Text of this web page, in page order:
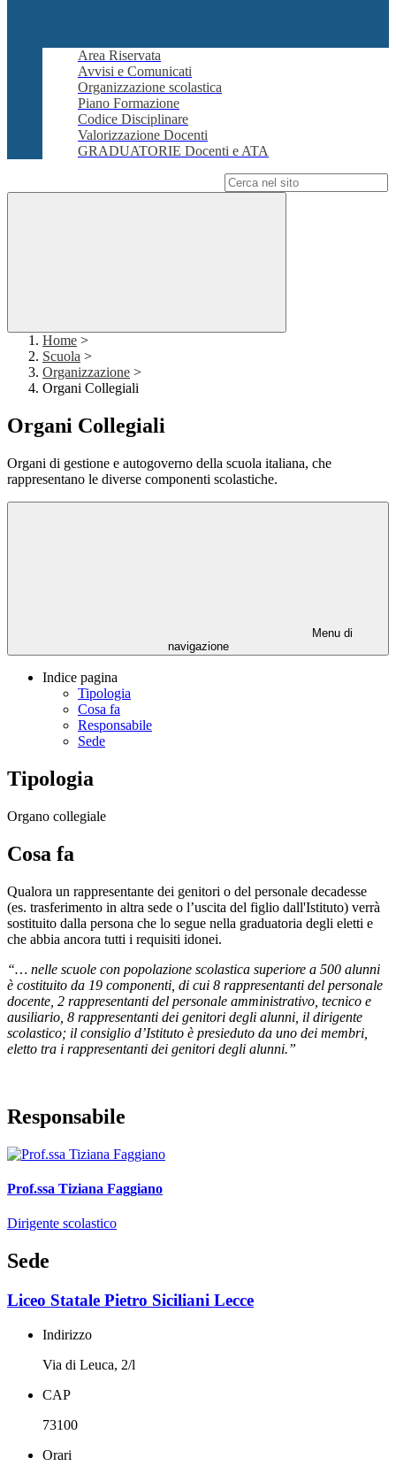
Area Riservata
Avvisi e Comunicati
Organizzazione scolastica
Piano Formazione
Codice Disciplinare
Valorizzazione Docenti
GRADUATORIE Docenti e ATA
Home >
Scuola >
Organizzazione >
Organi Collegiali
Organi Collegiali
Organi di gestione e autogoverno della scuola italiana, che
rappresentano le diverse componenti scolastiche.
Menu di
navigazione
Indice pagina
Tipologia
Cosa fa
Responsabile
Sede
Tipologia
Organo collegiale
Cosa fa
Qualora un rappresentante dei genitori o del personale decadesse
(es. trasferimento in altra sede o l’uscita del figlio dall'Istituto) verrà
sostituito dalla persona che lo segue nella graduatoria degli eletti e
che abbia ancora tutti i requisiti idonei.
“… nelle scuole con popolazione scolastica superiore a 500 alunni
è costituito da 19 componenti, di cui 8 rappresentanti del personale
docente, 2 rappresentanti del personale amministrativo, tecnico e
ausiliario, 8 rappresentanti dei genitori degli alunni, il dirigente
scolastico; il consiglio d’Istituto è presieduto da uno dei membri,
eletto tra i rappresentanti dei genitori degli alunni.”
Responsabile
Prof.ssa Tiziana Faggiano
Dirigente scolastico
Sede
Liceo Statale Pietro Siciliani Lecce
Indirizzo
Via di Leuca, 2/l
CAP
73100
Orari